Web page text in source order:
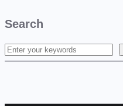
Search
S